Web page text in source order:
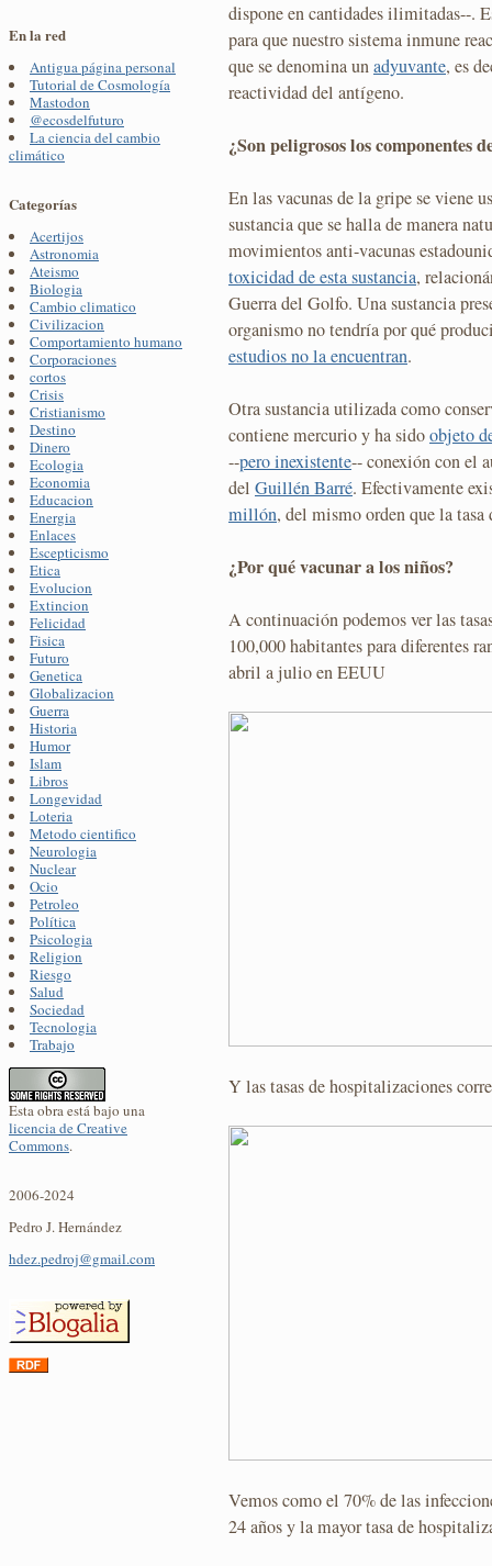
En la red
Antigua página personal
Tutorial de Cosmología
Mastodon
@ecosdelfuturo
La ciencia del cambio
climático
Categorías
Acertijos
Astronomia
Ateismo
Biologia
Cambio climatico
Civilizacion
Comportamiento humano
Corporaciones
cortos
Crisis
Cristianismo
Destino
Dinero
Ecologia
Economia
Educacion
Energia
Enlaces
Escepticismo
Etica
Evolucion
Extincion
Felicidad
Fisica
Futuro
Genetica
Globalizacion
Guerra
Historia
Humor
Islam
Libros
Longevidad
Loteria
Metodo cientifico
Neurologia
Nuclear
Ocio
Petroleo
Política
Psicologia
Religion
Riesgo
Salud
Sociedad
Tecnologia
Trabajo
Esta obra está bajo una
licencia de Creative
Commons.
2006-2024
Pedro J. Hernández
hdez.pedroj@gmail.com
dispone en cantidades ilimitadas--.
para que nuestro sistema inmune
que se denomina unadyuvante, es
reactividad del antígeno.
¿Son peligrosos los componentes
En las vacunas de la gripe se viene
sustancia que se halla de manera
movimientos anti-vacunas
toxicidad de esta sustancia,
Guerra del Golfo. Una sustancia
organismo no tendría por qué
estudios no la encuentran.
Otra sustancia utilizada como
contiene mercurio y ha sidoobjeto
--pero inexistente-- conexión con el
del Guillén Barré. Efectivamente
millón, del mismo orden que la
¿Por qué vacunar a los niños?
A continuación podemos ver las
100,000 habitantes para diferentes
abril a julio en EEUU
Y las tasas de hospitalizaciones
Vemos como el 70% de las
24 años y la mayor tasa de